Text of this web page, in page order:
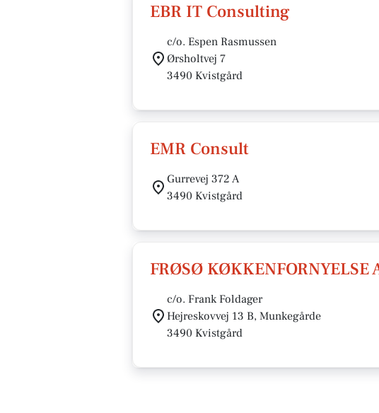
EBR IT Consulting
c/o. Espen Rasmussen
Ørsholtvej 7
3490 Kvistgård
EMR Consult
Gurrevej 372 A
3490 Kvistgård
FRØSØ KØKKENFORNYELSE
c/o. Frank Foldager
Hejreskovvej 13 B, Munkegårde
3490 Kvistgård